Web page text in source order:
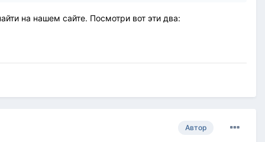
на нашем сайте. Посмотри вот эти два:
Автор